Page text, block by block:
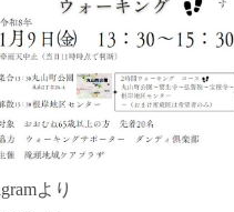
より